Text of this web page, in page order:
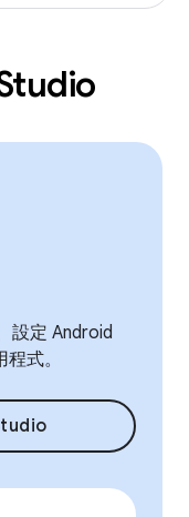
設定 Android
式。